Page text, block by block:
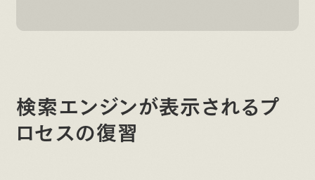
検索エンジンが表示されるプ
ロセスの復習